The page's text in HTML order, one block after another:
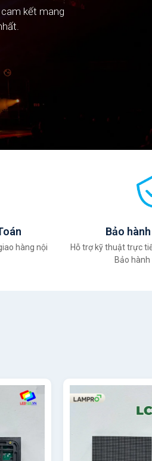
kết mang
kết mang
hàng nội
Bảo
Hỗ trợ kỹ thuật trực
Bảo